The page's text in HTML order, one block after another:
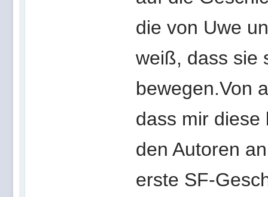
die von Uwe
weiß, dass sie
bewegen.Von
dass mir diese
den Autoren
erste SF-